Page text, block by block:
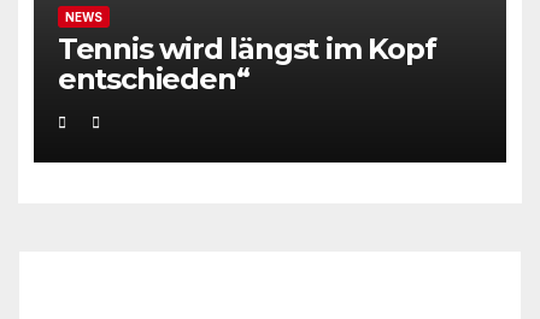
NEWS
Tennis wird längst im Kopf
entschieden“